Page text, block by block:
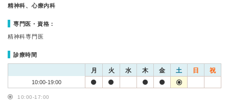
精神科、心療内科
専門医・資格：
精神科専門医
診療時間
月 火 水 木 金 土 日 祝
10:00-19:00
10:00-17:00